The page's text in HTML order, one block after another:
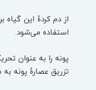
از دم کردهٔ این
استفاده می‌شود.
پونه را به عنوان
تزریق عصارهٔ پونه